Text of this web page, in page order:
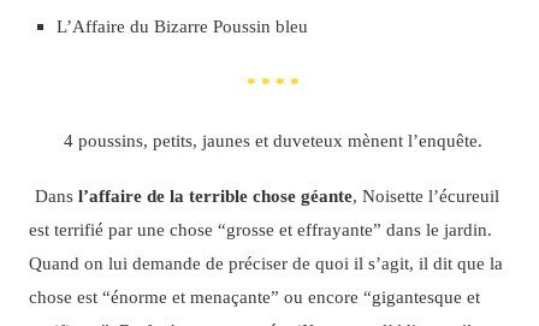
L’Affaire du Bizarre Poussin bleu
* * * *
4 poussins, petits, jaunes et duveteux mènent l’enquête.
Dans l’affaire de la terrible chose géante, Noisette l’écureuil
est terrifié par une chose “grosse et effrayante” dans le jardin.
Quand on lui demande de préciser de quoi il s’agit, il dit que la
chose est “énorme et menaçante” ou encore “gigantesque et